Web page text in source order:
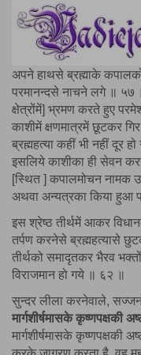
अपने हाथसे ब्रह्माके
परमानन्दसे नाचने लगे ॥ ५७
क्षेत्रोंमें] भ्रमण करते हुए
काशीमें क्षणमात्रमें छूटकर
ब्रह्महत्या कहीं भी नहीं दूर
इसलिये काशीका ही सेवन
[स्थित ] कपालमोचन नामक
अथवा अन्यत्रका किया हुआ
इस श्रेष्ठ तीर्थमें आकर
तर्पण करनेसे ब्रह्महत्यासे
तीर्थको समादृतकर भैरव
विराजमान हो गये ॥ ६२ ॥
सुन्दर लीला करनेवाले,
मार्गशीर्षमासके कृष्णपक्षकी
मार्गशीर्षमासके कृष्णपक्षकी